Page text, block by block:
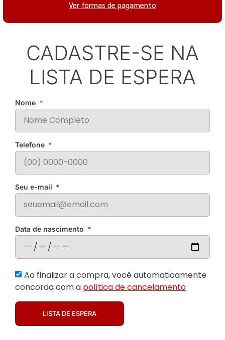
Ver formas de pagamento
CADASTRE-SE NA
LISTA DE ESPERA
Nome
Telefone
Seu e-mail
Data de nascimento
Ao finalizar a compra, você automaticamente
concorda com a política de cancelamento
LISTA DE ESPERA